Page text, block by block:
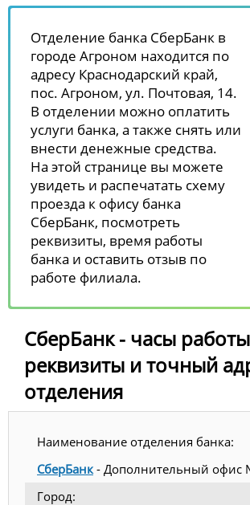
Отделение банка СберБанк в
городе Агроном находится по
адресу Краснодарский край,
пос. Агроном, ул. Почтовая, 14.
В отделении можно оплатить
услуги банка, а также снять или
внести денежные средства.
На этой странице вы можете
увидеть и распечатать схему
проезда к офису банка
СберБанк, посмотреть
реквизиты, время работы
банка и оставить отзыв по
работе филиала.
СберБанк - часы
реквизиты и точный
отделения
Наименование отделения банка:
СберБанк - Дополнительный офис
Город: